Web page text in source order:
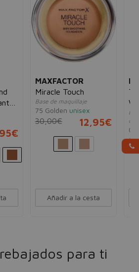
MAXFACTOR
Miracle Touch
Base de maquillaje
75 Golden unisex
30,00€ 12,95€
Añadir a la cesta
01
para ti